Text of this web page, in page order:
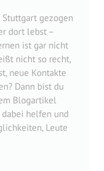
Stuttgart gezogen
dort lebst –
ist gar nicht
nicht so recht,
neue Kontakte
Dann bist du
Blogartikel
dabei helfen und
Leute